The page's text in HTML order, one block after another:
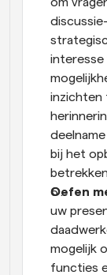
interesse
inzichten
bij het
Oefen
uw
mogelijk
functies